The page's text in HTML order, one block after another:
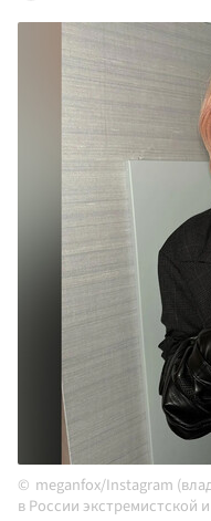
meganfox/Instagram
в России экстремистской